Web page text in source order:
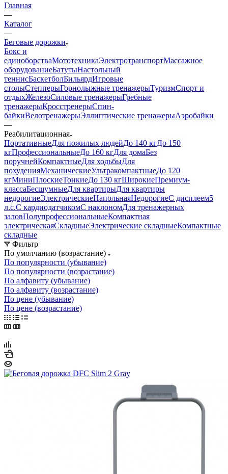
Главная
—
Каталог
—
Беговые дорожки
Бокс и
единоборстваМототехникаЭлектротранспортМассажное
оборудованиеБатутыНастольный
теннисБаскетболБильярдИгровые
столыСтепперыГорнолыжные тренажерыТуризмСпорт и
отдыхЖелезоСиловые тренажерыГребные
тренажерыКросстренерыСпин-
байкиВелотренажерыЭллиптические тренажерыАэробайки
—
Реабилитационная
ПортативныеДля пожилых людейДо 140 кгДо 150
кгПрофессиональныеДо 160 кгДля домаБез
поручнейКомпактныеДля ходьбыДля
похуденияМеханическиеУльтракомпактныеДо 120
кгМиниПлоскиеТонкиеДо 130 кгШирокиеПремиум-
классаБесшумныеДля квартирыДля квартиры
недорогиеЭлектрическиеНапольнаяНедорогиеС дисплеем5
л.с.С кардиодатчикомС наклономДля тренажерных
заловПолупрофессиональныеКомпактная
электрическаяСкладныеЭлектрические складныеКомпактные
складные
Фильтр
По умолчанию (возрастание)
По популярности (убывание)
По популярности (возрастание)
По алфавиту (убывание)
По алфавиту (возрастание)
По цене (убывание)
По цене (возрастание)